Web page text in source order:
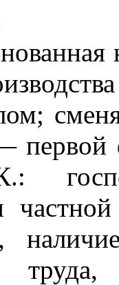
первой